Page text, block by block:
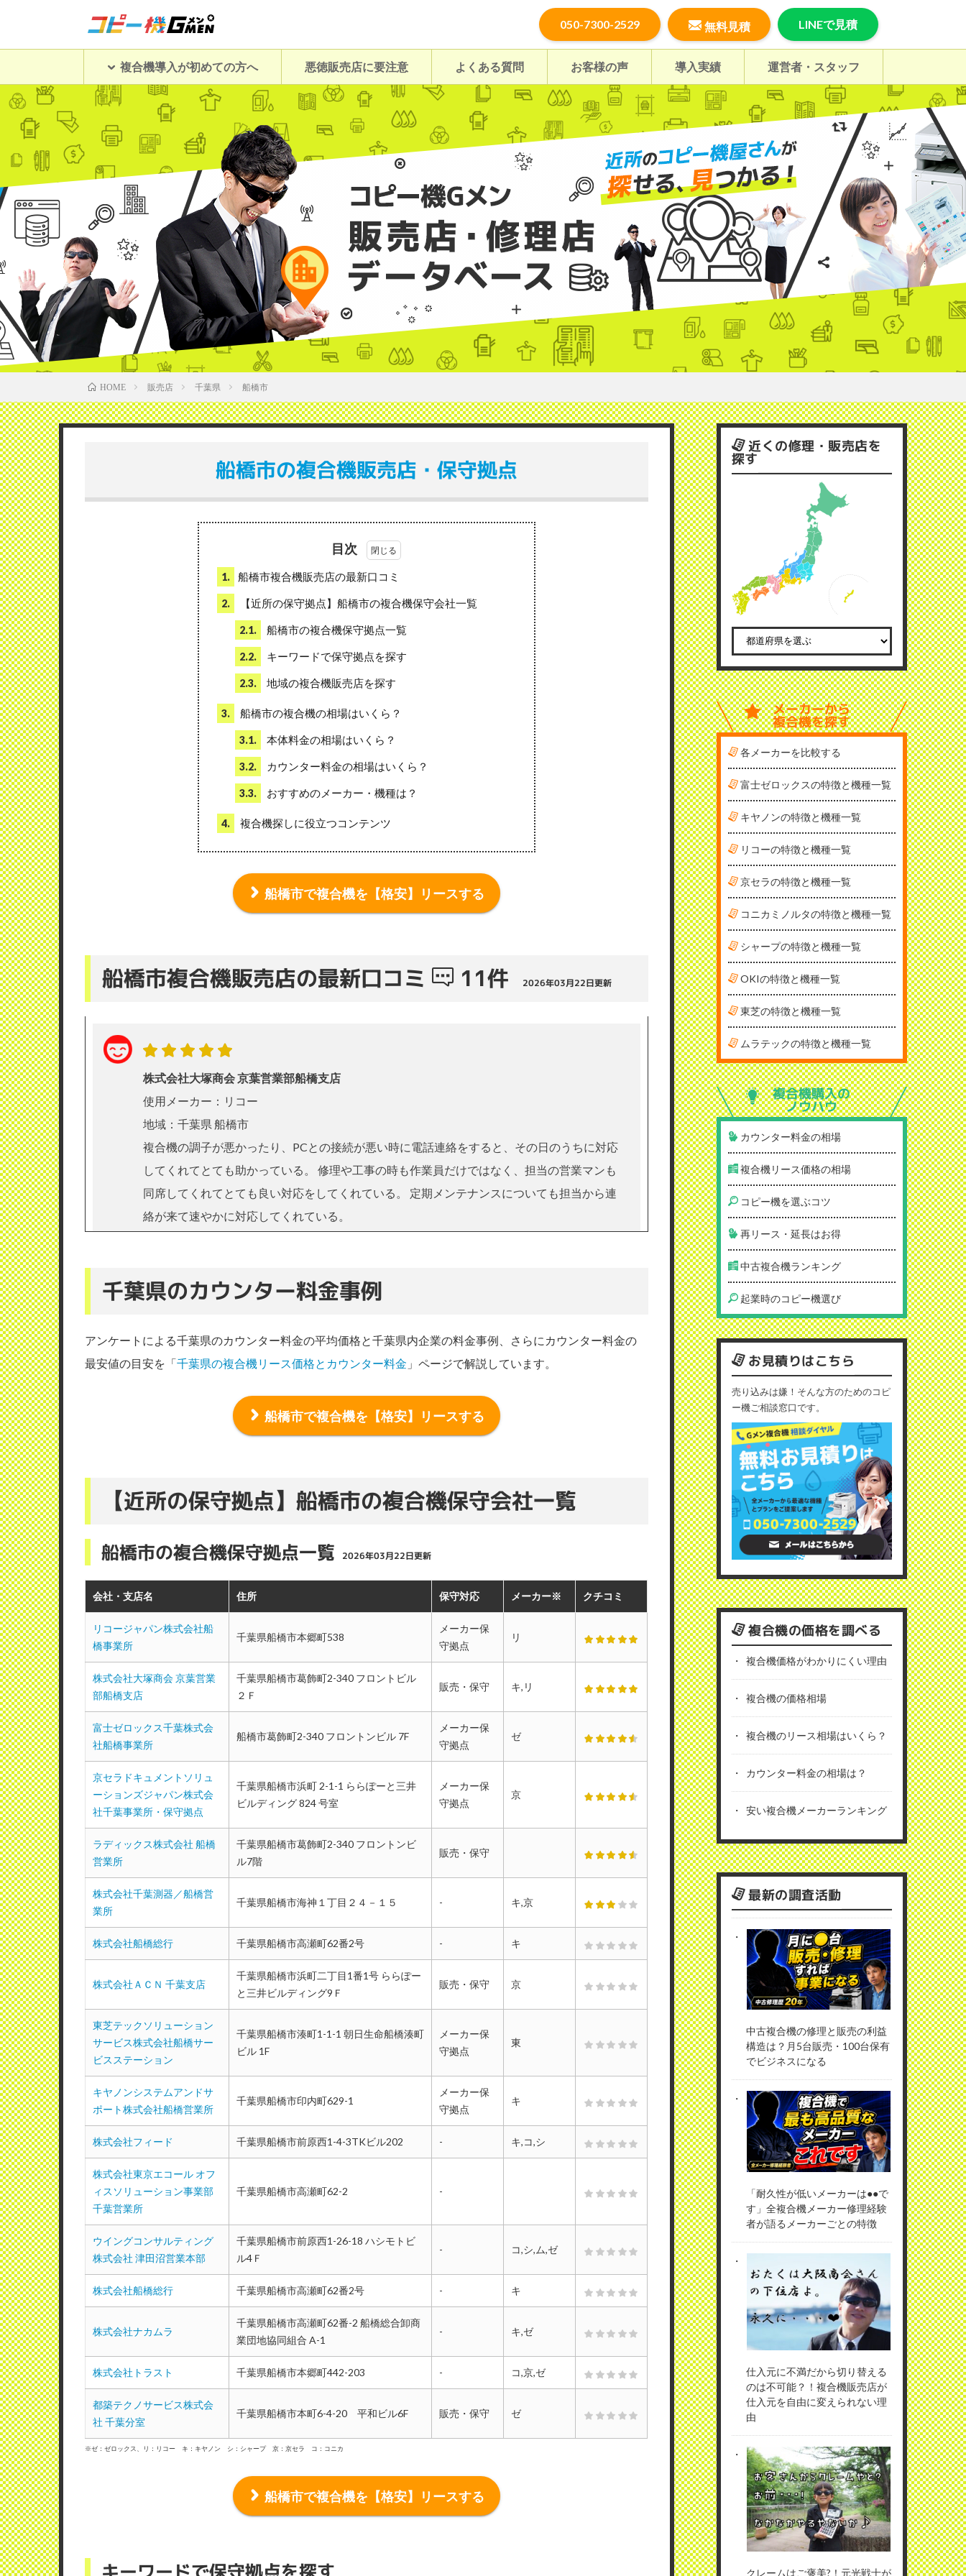
050-7300-2529 無料見積 LINEで見積
複合機導入が初めての方へ 悪徳販売店に要注意 よくある質問 お客様の声 導入実績 運営者・スタッフ
HOME 販売店 千葉県 船橋市
船橋市の複合機販売店・保守拠点
目次
1. 船橋市複合機販売店の最新口コミ
2. 【近所の保守拠点】船橋市の複合機保守会社一覧
2.1. 船橋市の複合機保守拠点一覧
2.2. キーワードで保守拠点を探す
2.3. 地域の複合機販売店を探す
3. 船橋市の複合機の相場はいくら？
3.1. 本体料金の相場はいくら？
3.2. カウンター料金の相場はいくら？
3.3. おすすめのメーカー・機種は？
4. 複合機探しに役立つコンテンツ
船橋市で複合機を【格安】リースする
船橋市複合機販売店の最新口コミ 11件 2026年03月22日更新
株式会社大塚商会 京葉営業部船橋支店
使用メーカー：リコー
地域：千葉県 船橋市
複合機の調子が悪かったり、PCとの接続が悪い時に電話連絡をすると、その日のうちに対応
してくれてとても助かっている。 修理や工事の時も作業員だけではなく、担当の営業マンも
同席してくれてとても良い対応をしてくれている。 定期メンテナンスについても担当から連
絡が来て速やかに対応してくれている。
使用メーカー：京セラ
地域：千葉県香取市
応には満足しています。 ただし、機械に不具合が発生した際、連絡してから実際の対応まで
に少し時間がかかることがあり、その点は改善してほしいと感じます。 また、消耗品の交換
（業種：協会）
2026年2月11日投稿
ラディックス株式会社 船橋営業所
地域：千葉県浦安市
定期的にみてもらえてるので故障が少なく非常に助かってます。 担当者の方もテキパキと要
領が良く的確に指摘や保守をしてくれており、説明も親切で決め細かな対応までやっていた
だけてるので不満はなく毎度頼ってます。
リコージャパン株式会社船橋事業所
使用メーカー：リコー
故障から来院までの対応について、電話連絡はつながりやすいと思いますが、担当者からの
折り返し連絡があまり迅速とは言えないと感じます。 修理時の対応は、来訪する担当者によ
って作業時間が異なりますが、比較的速いと感じます。
（業種：医療機関）
2024年4月1日投稿
千葉県のカウンター料金事例
アンケートによる千葉県のカウンター料金の平均価格と千葉県内企業の料金事例、さらにカウンター料金の
最安値の目安を「千葉県の複合機リース価格とカウンター料金 」ページで解説しています。
船橋市で複合機を【格安】リースする
【近所の保守拠点】船橋市の複合機保守会社一覧
船橋市の複合機保守拠点一覧 2026年03月22日更新
会社・支店名 住所 保守対応 メーカー※ クチコミ
リコージャパン株式会社船
橋事業所
千葉県船橋市本郷町538
メーカー保
守拠点
リ
株式会社大塚商会 京葉営業
部船橋支店
千葉県船橋市葛飾町2-340 フロントビル
２Ｆ
販売・保守 キ,リ
富士ゼロックス千葉株式会
社船橋事業所
船橋市葛飾町2-340 フロントンビル 7F
メーカー保
守拠点
ゼ
京セラドキュメントソリュ
ーションズジャパン株式会
社千葉事業所・保守拠点
千葉県船橋市浜町 2-1-1 ららぽーと三井
ビルディング 824 号室
メーカー保
守拠点
京
ラディックス株式会社 船橋
営業所
千葉県船橋市葛飾町2-340 フロントンビ
ル7階
販売・保守
株式会社千葉測器／船橋営
業所
千葉県船橋市海神１丁目２４－１５ - キ,京
株式会社船橋総行 千葉県船橋市高瀬町62番2号 - キ
株式会社ＡＣＮ 千葉支店
千葉県船橋市浜町二丁目1番1号 ららぽー
と三井ビルディング9Ｆ
販売・保守 京
東芝テックソリューション
サービス株式会社船橋サー
ビスステーション
千葉県船橋市湊町1-1-1 朝日生命船橋湊町
ビル 1F
メーカー保
守拠点
東
キヤノンシステムアンドサ
ポート株式会社船橋営業所
千葉県船橋市印内町629-1
メーカー保
守拠点
キ
株式会社フィード 千葉県船橋市前原西1-4-3TKビル202 - キ,コ,シ
株式会社東京エコール オフ
ィスソリューション事業部
千葉営業所
千葉県船橋市高瀬町62-2 -
ウイングコンサルティング
株式会社 津田沼営業本部
千葉県船橋市前原西1-26-18 ハシモトビ
ル4Ｆ
- コ,シ,ム,ゼ
株式会社船橋総行 千葉県船橋市高瀬町62番2号 - キ
株式会社ナカムラ
千葉県船橋市高瀬町62番-2 船橋総合卸商
業団地協同組合 A-1
- キ,ゼ
株式会社トラスト 千葉県船橋市本郷町442-203 - コ,京,ゼ
都築テクノサービス株式会
社 千葉分室
千葉県船橋市本町6-4-20 平和ビル6F 販売・保守 ゼ
※ゼ：ゼロックス、リ：リコー キ：キヤノン シ：シャープ 京：京セラ コ：コニカ
船橋市で複合機を【格安】リースする
近くの修理・販売店を
探す
メーカーから
複合機を探す
各メーカーを比較する
富士ゼロックスの特徴と機種一覧
キヤノンの特徴と機種一覧
リコーの特徴と機種一覧
京セラの特徴と機種一覧
コニカミノルタの特徴と機種一覧
シャープの特徴と機種一覧
OKIの特徴と機種一覧
東芝の特徴と機種一覧
ムラテックの特徴と機種一覧
複合機購入の
ノウハウ
カウンター料金の相場
複合機リース価格の相場
コピー機を選ぶコツ
再リース・延長はお得
中古複合機ランキング
起業時のコピー機選び
お見積りはこちら
売り込みは嫌！そんな方のためのコピ
ー機ご相談窓口です。
複合機の価格を調べる
複合機価格がわかりにくい理由
複合機の価格相場
複合機のリース相場はいくら？
カウンター料金の相場は？
安い複合機メーカーランキング
最新の調査活動
中古複合機の修理と販売の利益
構造は？月5台販売・100台保有
でビジネスになる
「耐久性が低いメーカーは●●で
す」全複合機メーカー修理経験
者が語るメーカーごとの特徴
仕入元に不満だから切り替える
のは不可能？！複合機販売店が
仕入元を自由に変えられない理
由
クレームはご褒美?！元光戦士が